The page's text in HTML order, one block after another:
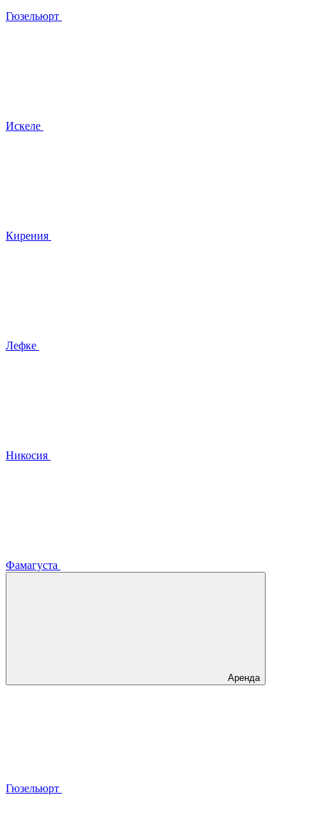
Гюзельюрт
Искеле
Кирения
Лефке
Никосия
Фамагуста
Аренда
Гюзельюрт